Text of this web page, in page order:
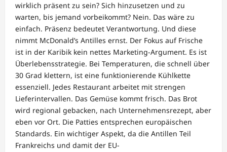
wirklich präsent zu sein? Sich hinzusetzen und zu
warten, bis jemand vorbeikommt? Nein. Das wäre zu
einfach. Präsenz bedeutet Verantwortung. Und diese
nimmt McDonald’s Antilles ernst. Der Fokus auf Frische
ist in der Karibik kein nettes Marketing-Argument. Es ist
Überlebensstrategie. Bei Temperaturen, die schnell über
30 Grad klettern, ist eine funktionierende Kühlkette
essenziell. Jedes Restaurant arbeitet mit strengen
Lieferintervallen. Das Gemüse kommt frisch. Das Brot
wird regional gebacken, nach Unternehmensrezept, aber
eben vor Ort. Die Patties entsprechen europäischen
Standards. Ein wichtiger Aspekt, da die Antillen Teil
Frankreichs und damit der EU-